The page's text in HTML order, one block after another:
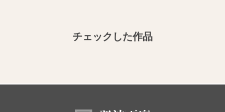
チェックした作品